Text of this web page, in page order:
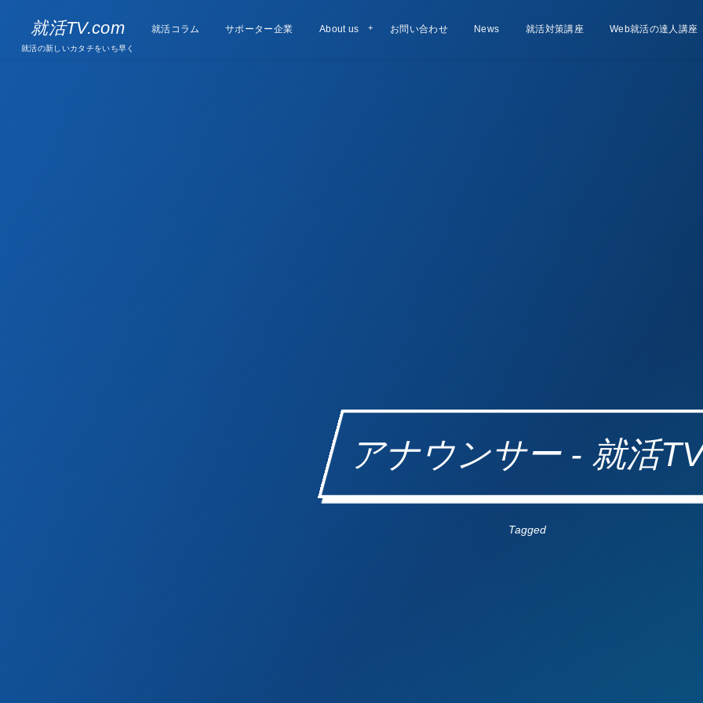
就活TV.com
就活の新しいカタチをいち早く
就活コラム
Column サポーター企業
Supporter
companies
About us お問い合わせ
Contact News
お知らせ 就活対策講座
Lesson Web就活の達人講座
Course
アナウンサー - 就活
Tagged